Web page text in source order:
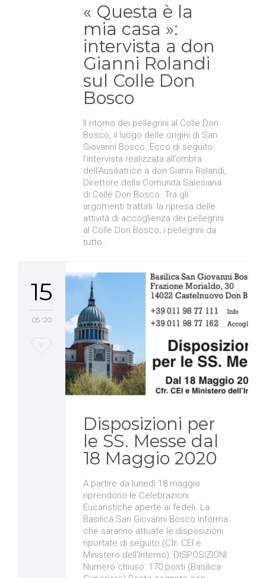
« Questa è la
mia casa »:
intervista a don
Gianni Rolandi
sul Colle Don
Bosco
Il ritorno dei pellegrini al Colle Don
Bosco, il luogo delle origini di San
Giovanni Bosco. Ecco di seguito
l’intervista realizzata all’ombra
dell’Ausiliatrice a don Gianni Rolandi,
Direttore della Comunità Salesiana
di Colle Don Bosco. Tra gli
argomenti trattati: la ripresa delle
attività di accoglienza dei pellegrini
al Colle Don Bosco; i pellegrini da
tutto…
15
05 '20
Love
0
Disposizioni per
le SS. Messe dal
18 Maggio 2020
A partire da lunedì 18 maggio
riprendono le Celebrazioni
Eucaristiche aperte ai fedeli. La
Basilica San Giovanni Bosco informa
che saranno attuate le disposizioni
riportate di seguito (Cfr. CEI e
Ministero dell’Interno): DISPOSIZIONI
Numero chiuso: 170 posti (Basilica